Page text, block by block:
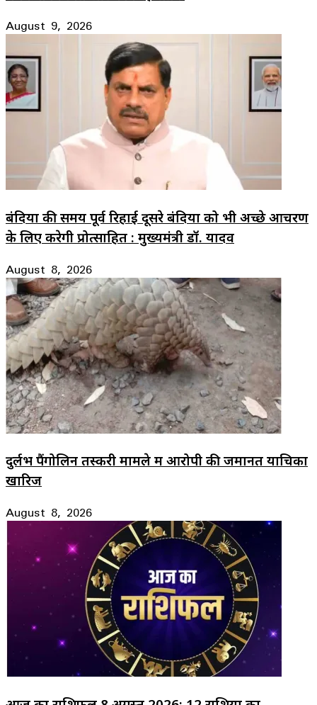
August 9, 2026
बंदियों की समय पूर्व रिहाई दूसरे बंदियों को भी अच्छे आचरण
के लिए करेगी प्रोत्साहित : मुख्यमंत्री डॉ. यादव
August 8, 2026
दुर्लभ पैंगोलिन तस्करी मामले में आरोपी की जमानत याचिका
खारिज
August 8, 2026